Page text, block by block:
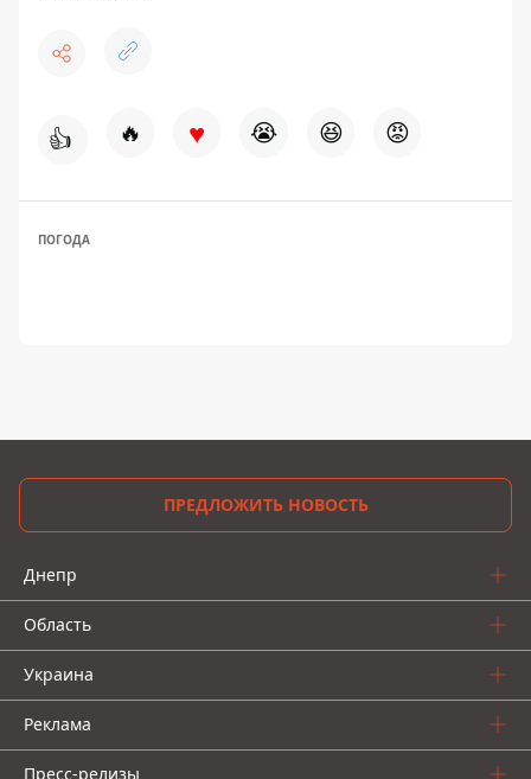
👍 🔥 ♥ 😭 😆 😡
ПОГОДА
ПРЕДЛОЖИТЬ НОВОСТЬ
Днепр
Область
Украина
Реклама
Пресс-релизы